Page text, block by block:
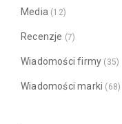
Media (12)
Recenzje (7)
Wiadomości firmy (35)
Wiadomości marki (68)